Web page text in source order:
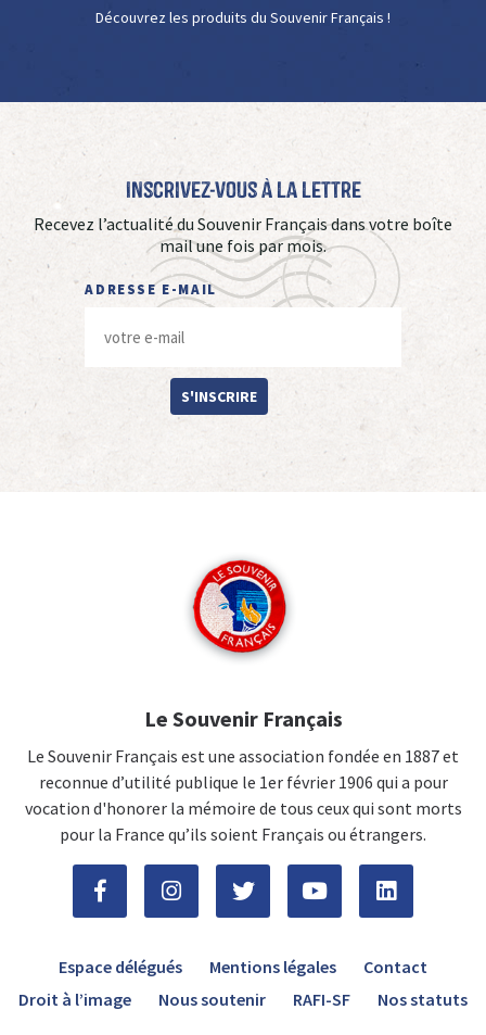
Découvrez les produits du Souvenir Français !
Inscrivez-vous à La Lettre
Recevez l’actualité du Souvenir Français dans votre boîte
mail une fois par mois.
ADRESSE E-MAIL
S'INSCRIRE
Le Souvenir Français
Le Souvenir Français est une association fondée en 1887 et
reconnue d’utilité publique le 1er février 1906 qui a pour
vocation d'honorer la mémoire de tous ceux qui sont morts
pour la France qu’ils soient Français ou étrangers.
Espace délégués Mentions légales
Contact
Droit à l’image
Nous soutenir RAFI-SF Nos statuts